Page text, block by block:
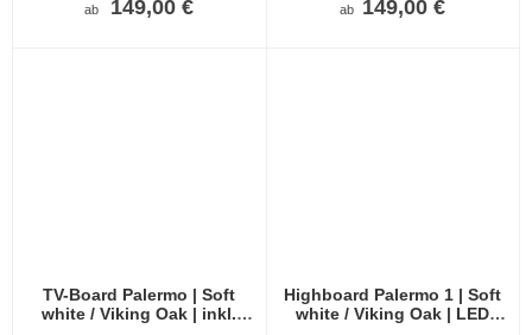
ab 149,00 € ab 149,00 €
TV-Board Palermo | Soft
white / Viking Oak | inkl.
Highboard Palermo 1 | Soft
white / Viking Oak | LED